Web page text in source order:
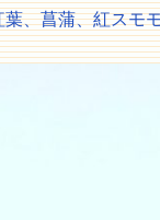
葉、菖蒲、紅スモ